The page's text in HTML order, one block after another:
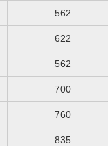
562
622
562
700
760
835